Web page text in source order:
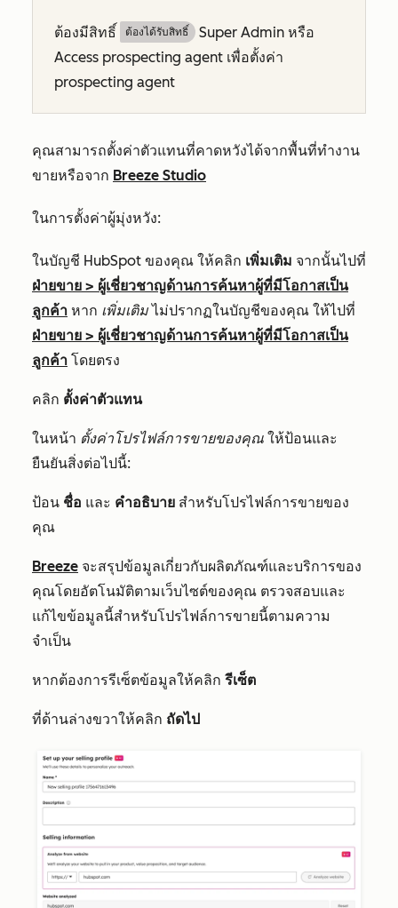
ต้องมีสิทธิ์ ต้องได้รับสิทธิ์​
Super Admin หรือ
Access prospecting agent เพื่อตั้งค่า
prospecting agent
คุณสามารถตั้งค่าตัวแทนที่คาดหวังได้จากพื้นที่ทำงาน
ขายหรือจาก Breeze Studio
ในการตั้งค่าผู้มุ่งหวัง:
ในบัญชี HubSpot ของคุณ ให้คลิก เพิ่มเติม จากนั้นไปที่
ฝ่ายขาย > ผู้เชี่ยวชาญด้านการค้นหาผู้ที่มีโอกาสเป็น
ลูกค้า หาก เพิ่มเติมไม่ปรากฏในบัญชีของคุณ ให้ไปที่
ฝ่ายขาย > ผู้เชี่ยวชาญด้านการค้นหาผู้ที่มีโอกาสเป็น
ลูกค้า โดยตรง
คลิก ตั้งค่าตัวแทน
ในหน้า ตั้งค่าโปรไฟล์การขายของคุณ ให้ป้อนและ
ยืนยันสิ่งต่อไปนี้:
ป้อน ชื่อ และ คำอธิบาย สำหรับโปรไฟล์การขายของ
คุณ
Breeze จะสรุปข้อมูลเกี่ยวกับผลิตภัณฑ์และบริการของ
คุณโดยอัตโนมัติตามเว็บไซต์ของคุณ ตรวจสอบและ
แก้ไขข้อมูลนี้สำหรับโปรไฟล์การขายนี้ตามความ
จำเป็น
หากต้องการรีเซ็ตข้อมูลให้คลิก รีเซ็ต
ที่ด้านล่างขวาให้คลิก ถัดไป